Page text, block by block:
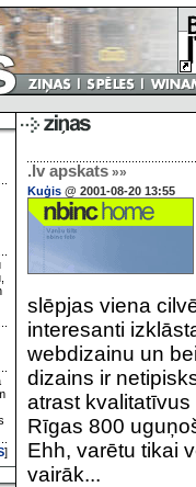
]
.lv apskats »»
Kuģis @ 2001-08-20 13:55
slēpjas viena
interesanti
webdizainu un
dizains ir
atrast
Rīgas 800
Ehh, varētu tikai
vairāk...